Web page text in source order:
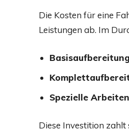
Die Kosten für eine
Leistungen ab. Im
Spezielle
Diese Investition zahlt